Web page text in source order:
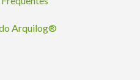
Arquilog®